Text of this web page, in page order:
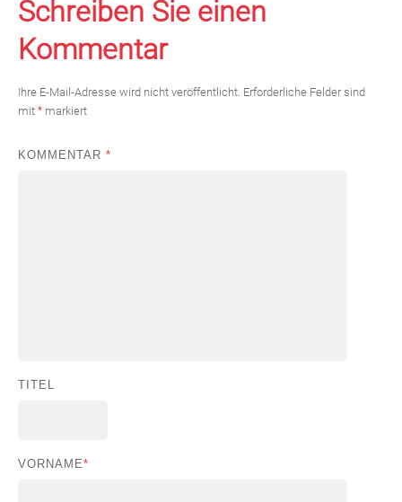
Schreiben Sie einen
Kommentar
Ihre E-Mail-Adresse wird nicht veröffentlicht. Erforderliche Felder sind
mit * markiert
KOMMENTAR *
TITEL
VORNAME*